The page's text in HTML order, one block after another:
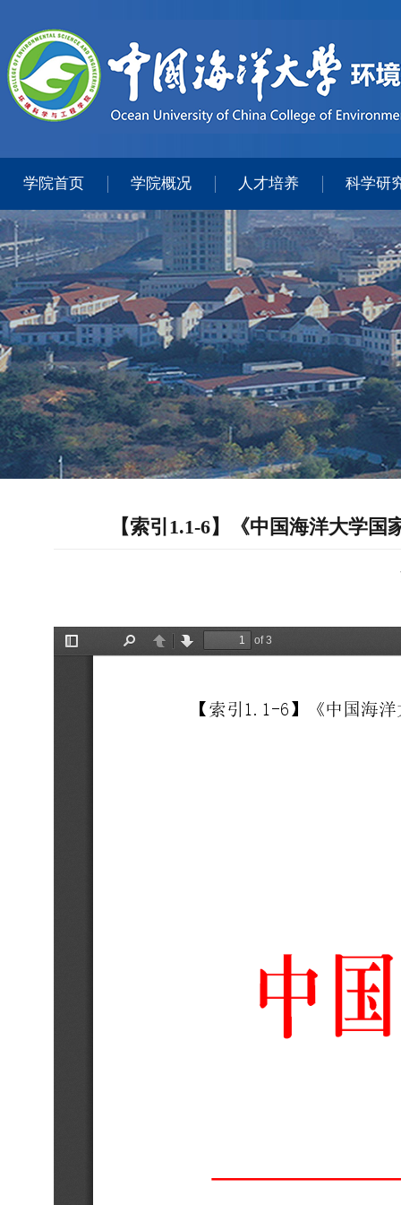
学院首页 学院概况 人才培养 科学研
【索引1.1-6】《中国海洋大学